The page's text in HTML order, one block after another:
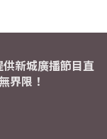
新城廣播節目直
界限！